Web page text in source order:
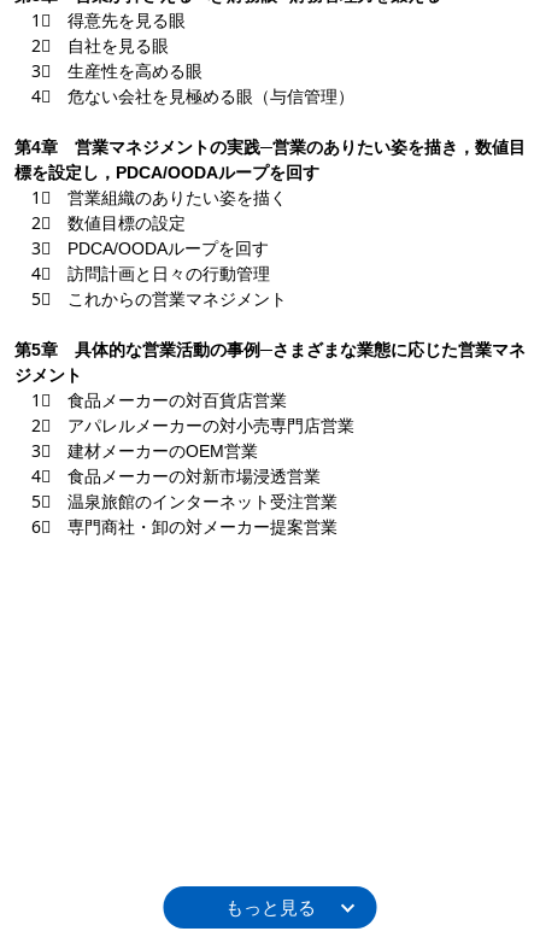
1⃣ 得意先を見る眼
2⃣ 自社を見る眼
3⃣ 生産性を高める眼
4⃣ 危ない会社を見極める眼（与信管理）
第4章 営業マネジメントの実践─営業のありたい姿を描き，数値目
標を設定し，PDCA/OODAループを回す
1⃣ 営業組織のありたい姿を描く
2⃣ 数値目標の設定
3⃣ PDCA/OODAループを回す
4⃣ 訪問計画と日々の行動管理
5⃣ これからの営業マネジメント
第5章 具体的な営業活動の事例─さまざまな業態に応じた営業マネ
ジメント
1⃣ 食品メーカーの対百貨店営業
2⃣ アパレルメーカーの対小売専門店営業
3⃣ 建材メーカーのOEM営業
4⃣ 食品メーカーの対新市場浸透営業
5⃣ 温泉旅館のインターネット受注営業
6⃣ 専門商社・卸の対メーカー提案営業